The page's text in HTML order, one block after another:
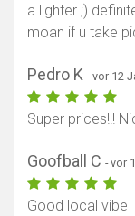
a lighter ;)
moan if u take
Pedro K - vor 12
Super prices!!!
Goofball C - vor
Good local vibe